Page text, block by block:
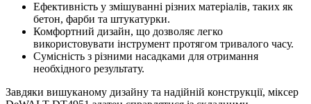
Ефективність у змішуванні різних матеріалів, таких як
бетон, фарби та штукатурки.
Комфортний дизайн, що дозволяє легко
використовувати інструмент протягом тривалого часу.
Сумісність з різними насадками для отримання
необхідного результату.
Завдяки вишуканому дизайну та надійній конструкції, міксер